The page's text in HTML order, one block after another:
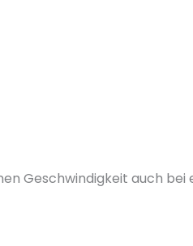
Geschwindigkeit auch bei